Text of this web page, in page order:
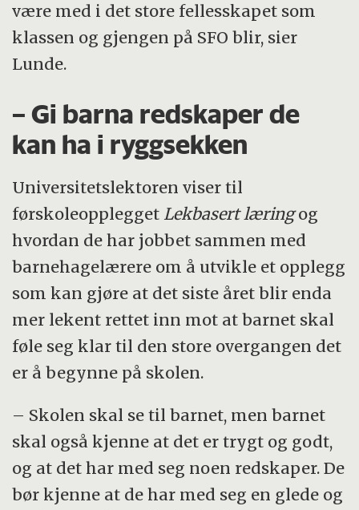
være med i det store fellesskapet som
klassen og gjengen på SFO blir, sier
Lunde.
– Gi barna redskaper de
kan ha i ryggsekken
Universitetslektoren viser til
førskoleopplegget Lekbasert læringog
hvordan de har jobbet sammen med
barnehagelærere om å utvikle et opplegg
som kan gjøre at det siste året blir enda
mer lekent rettet inn mot at barnet skal
føle seg klar til den store overgangen det
er å begynne på skolen.
– Skolen skal se til barnet, men barnet
skal også kjenne at det er trygt og godt,
og at det har med seg noen redskaper. De
bør kjenne at de har med seg en glede og